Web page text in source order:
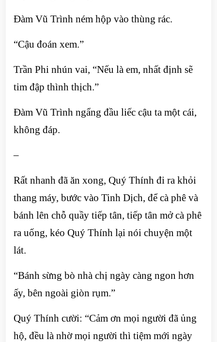
Đàm Vũ Trình ném hộp vào thùng rác.
“Cậu đoán xem.”
Trần Phi nhún vai, “Nếu là em, nhất định sẽ
tim đập thình thịch.”
Đàm Vũ Trình ngẩng đầu liếc cậu ta một cái,
không đáp.
–
Rất nhanh đã ăn xong, Quý Thính đi ra khỏi
thang máy, bước vào Tinh Dịch, để cà phê và
bánh lên chỗ quầy tiếp tân, tiếp tân mở cà phê
ra uống, kéo Quý Thính lại nói chuyện một
lát.
“Bánh sừng bò nhà chị ngày càng ngon hơn
ấy, bên ngoài giòn rụm.”
Quý Thính cười: “Cảm ơn mọi người đã ủng
hộ, đều là nhờ mọi người thì tiệm mới ngày